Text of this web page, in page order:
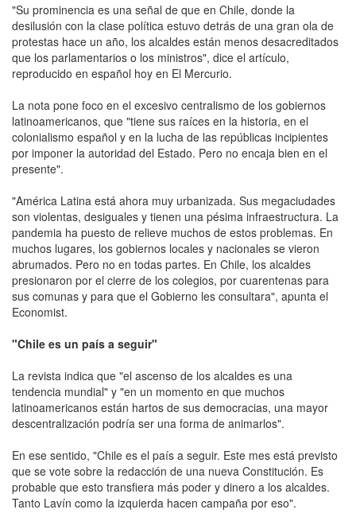
"Su prominencia es una señal de que en Chile, donde la
desilusión con la clase política estuvo detrás de una gran ola de
protestas hace un año, los alcaldes están menos desacreditados
que los parlamentarios o los ministros", dice el artículo,
reproducido en español hoy en El Mercurio.
La nota pone foco en el excesivo centralismo de los gobiernos
latinoamericanos, que "tiene sus raíces en la historia, en el
colonialismo español y en la lucha de las repúblicas incipientes
por imponer la autoridad del Estado. Pero no encaja bien en el
presente".
"América Latina está ahora muy urbanizada. Sus megaciudades
son violentas, desiguales y tienen una pésima infraestructura. La
pandemia ha puesto de relieve muchos de estos problemas. En
muchos lugares, los gobiernos locales y nacionales se vieron
abrumados. Pero no en todas partes. En Chile, los alcaldes
presionaron por el cierre de los colegios, por cuarentenas para
sus comunas y para que el Gobierno les consultara", apunta el
Economist.
"Chile es un país a seguir"
La revista indica que "el ascenso de los alcaldes es una
tendencia mundial" y "en un momento en que muchos
latinoamericanos están hartos de sus democracias, una mayor
descentralización podría ser una forma de animarlos".
En ese sentido, "Chile es el país a seguir. Este mes está previsto
que se vote sobre la redacción de una nueva Constitución. Es
probable que esto transfiera más poder y dinero a los alcaldes.
Tanto Lavín como la izquierda hacen campaña por eso".